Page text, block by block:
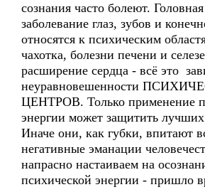
сознания часто болеют.
заболевание глаз, зубов и
относятся к психическим
чахотка, болезни печени и
расширение сердца - всё это
неуравновешенности
ЦЕНТРОВ. Только применение
энергии может защитить
Иначе они, как губки, впитают
негативные эманации
напрасно настаиваем на
психической энергии - пришло